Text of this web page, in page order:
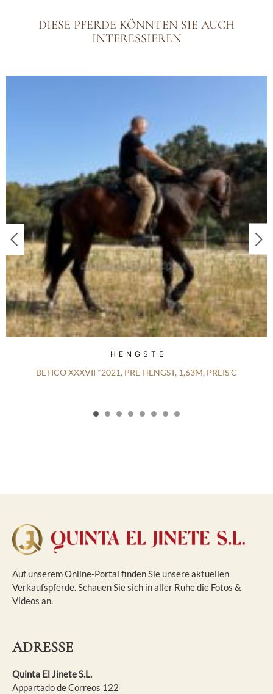
DIESE PFERDE KÖNNTEN SIE AUCH
INTERESSIEREN
HENGSTE
BETICO XXXVII *2021, PRE HENGST, 1,63M, PREIS C
Auf unserem Online-Portal finden Sie unsere aktuellen
Verkaufspferde. Schauen Sie sich in aller Ruhe die Fotos &
Videos an.
ADRESSE
Quinta El Jinete S.L.
Appartado de Correos 122